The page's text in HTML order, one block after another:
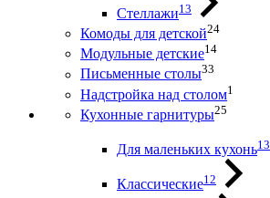
Стеллажи13
Комоды для детской24
Модульные детские14
Письменные столы33
Надстройка над столом1
Кухонные гарнитуры25
Для маленьких кухонь13
Классические12